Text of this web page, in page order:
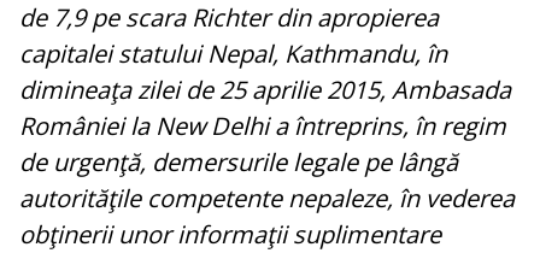
de 7,9 pe scara Richter din apropierea
capitalei statului Nepal, Kathmandu, în
dimineaţa zilei de 25 aprilie 2015, Ambasada
României la New Delhi a întreprins, în regim
de urgenţă, demersurile legale pe lângă
autorităţile competente nepaleze, în vederea
obţinerii unor informaţii suplimentare